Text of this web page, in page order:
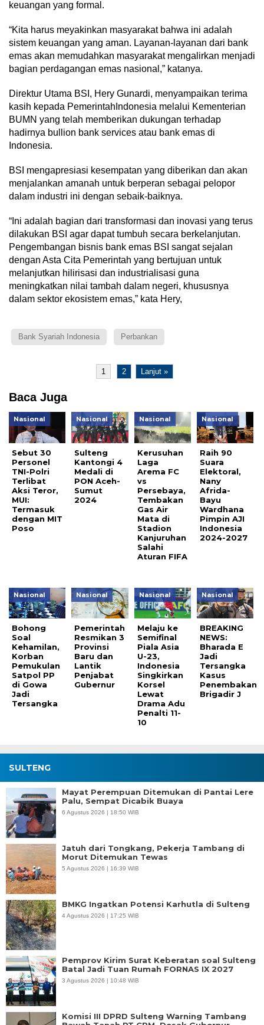
keuangan yang formal.
“Kita harus meyakinkan masyarakat bahwa ini adalah
sistem keuangan yang aman. Layanan-layanan dari bank
emas akan memudahkan masyarakat mengalirkan menjadi
bagian perdagangan emas nasional,” katanya.
Direktur Utama BSI, Hery Gunardi, menyampaikan terima
kasih kepada PemerintahIndonesia melalui Kementerian
BUMN yang telah memberikan dukungan terhadap
hadirnya bullion bank services atau bank emas di
Indonesia.
BSI mengapresiasi kesempatan yang diberikan dan akan
menjalankan amanah untuk berperan sebagai pelopor
dalam industri ini dengan sebaik-baiknya.
“Ini adalah bagian dari transformasi dan inovasi yang terus
dilakukan BSI agar dapat tumbuh secara berkelanjutan.
Pengembangan bisnis bank emas BSI sangat sejalan
dengan Asta Cita Pemerintah yang bertujuan untuk
melanjutkan hilirisasi dan industrialisasi guna
meningkatkan nilai tambah dalam negeri, khususnya
dalam sektor ekosistem emas,” kata Hery,
Bank Syariah Indonesia Perbankan
1 2 Lanjut »
Baca Juga
Nasional
Sebut 30
Personel
TNI-Polri
Terlibat
Aksi Teror,
MUI:
Termasuk
dengan MIT
Poso
Nasional
Sulteng
Kantongi 4
Medali di
PON Aceh-
Sumut
2024
Nasional
Kerusuhan
Laga
Arema FC
vs
Persebaya,
Tembakan
Gas Air
Mata di
Stadion
Kanjuruhan
Salahi
Aturan FIFA
Nasional
Raih 90
Suara
Elektoral,
Nany
Afrida-
Bayu
Wardhana
Pimpin AJI
Indonesia
2024-2027
Nasional
Bohong
Soal
Kehamilan,
Korban
Pemukulan
Satpol PP
di Gowa
Jadi
Tersangka
Nasional
Pemerintah
Resmikan 3
Provinsi
Baru dan
Lantik
Penjabat
Gubernur
Nasional
Melaju ke
Semifinal
Piala Asia
U-23,
Indonesia
Singkirkan
Korsel
Lewat
Drama Adu
Penalti 11-
10
Nasional
BREAKING
NEWS:
Bharada E
Jadi
Tersangka
Kasus
Penembakan
Brigadir J
SULTENG
Mayat Perempuan Ditemukan di Pantai Lere
Palu, Sempat Dicabik Buaya
6 Agustus 2026 | 18:50 WIB
Jatuh dari Tongkang, Pekerja Tambang di
Morut Ditemukan Tewas
5 Agustus 2026 | 16:39 WIB
BMKG Ingatkan Potensi Karhutla di Sulteng
4 Agustus 2026 | 17:25 WIB
Pemprov Kirim Surat Keberatan soal Sulteng
Batal Jadi Tuan Rumah FORNAS IX 2027
3 Agustus 2026 | 10:48 WIB
Komisi III DPRD Sulteng Warning Tambang